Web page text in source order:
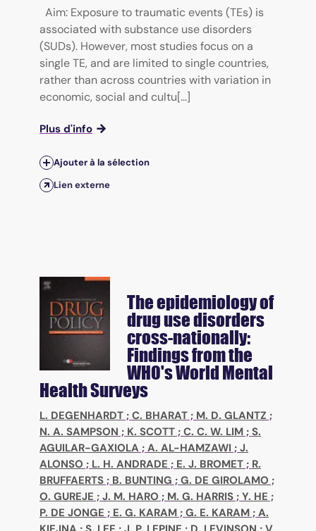
Aim: Exposure to traumatic events (TEs) is
associated with substance use disorders
(SUDs). However, most studies focus on a
single TE, and are limited to single countries,
rather than across countries with variation in
economic, social and cultu[...]
Plus d'info
Ajouter à la sélection
Lien externe
The epidemiology of
drug use disorders
cross-nationally:
Findings from the
WHO's World Mental
Health Surveys
L. DEGENHARDT ; C. BHARAT ; M. D. GLANTZ ;
N. A. SAMPSON ; K. SCOTT ; C. C. W. LIM ; S.
AGUILAR-GAXIOLA ; A. AL-HAMZAWI ; J.
ALONSO ; L. H. ANDRADE ; E. J. BROMET ; R.
BRUFFAERTS ; B. BUNTING ; G. DE GIROLAMO ;
O. GUREJE ; J. M. HARO ; M. G. HARRIS ; Y. HE ;
P. DE JONGE ; E. G. KARAM ; G. E. KARAM ; A.